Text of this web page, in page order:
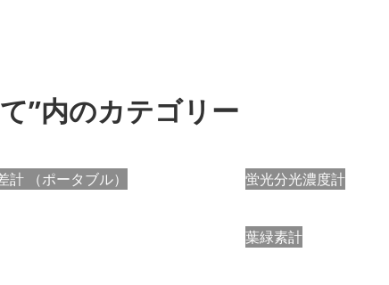
”内のカテゴリー
計 （ポータブル） 蛍光分光濃度計
葉緑素計